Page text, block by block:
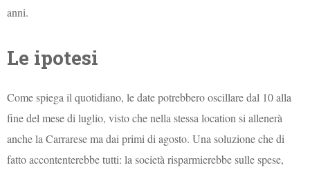
anni.
Le ipotesi
Come spiega il quotidiano, le date potrebbero oscillare dal 10 alla
fine del mese di luglio, visto che nella stessa location si allenerà
anche la Carrarese ma dai primi di agosto. Una soluzione che di
fatto accontenterebbe tutti: la società risparmierebbe sulle spese,